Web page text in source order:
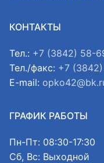
КОНТАКТЫ
Тел.: +7 (3842) 58-
Тел./факс: +7
E-mail:
ГРАФИК РАБОТЫ
Пн-Пт: 08:30-17:30
Сб, Вс: Выходной